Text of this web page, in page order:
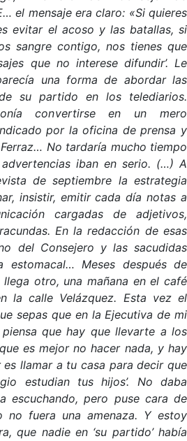
el mensaje era claro: «Si quieres
evitar el acoso y las batallas, si
sangre contigo, nos tienes que
que no interese difundir’. Le
una forma de abordar las
su partido en los telediarios.
convertirse en un mero
por la oficina de prensa y
No tardaría mucho tiempo
iban en serio. (…) A
de septiembre la estrategia
insistir, emitir cada día notas a
cargadas de adjetivos,
En la redacción de esas
del Consejero y las sacudidas
estomacal… Meses después de
otro, una mañana en el café
la calle Velázquez. Esta vez el
sepas que en la Ejecutiva de mi
que hay que llevarte a los
es mejor no hacer nada, y hay
llamar a tu casa para decir que
estudian tus hijos’. No daba
escuchando, pero puse cara de
no fuera una amenaza. Y estoy
que nadie en ‘su partido’ había